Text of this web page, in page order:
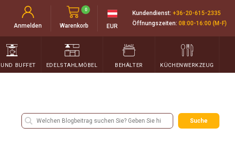
Anmelden Warenkorb
0
EUR
Kundendienst: +36-20-615-2335
Öffnungszeiten: 08:00-16:00 (M-F)
BUFFET EDELSTAHLMÖBEL BEHÄLTER KÜCHENWERKZEUG
Suche